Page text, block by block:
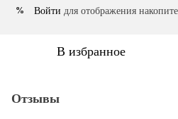
% Войти для отображения
В избранное
Отзывы